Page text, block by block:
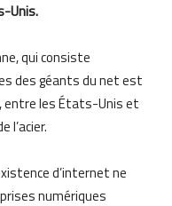
Unis.
qui consiste
des géants du net est
entre les États-Unis et
l’acier.
d’internet ne
numériques